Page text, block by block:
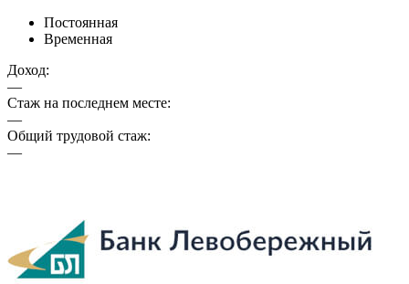
Постоянная
Временная
Доход:
—
Стаж на последнем месте:
—
Общий трудовой стаж:
—